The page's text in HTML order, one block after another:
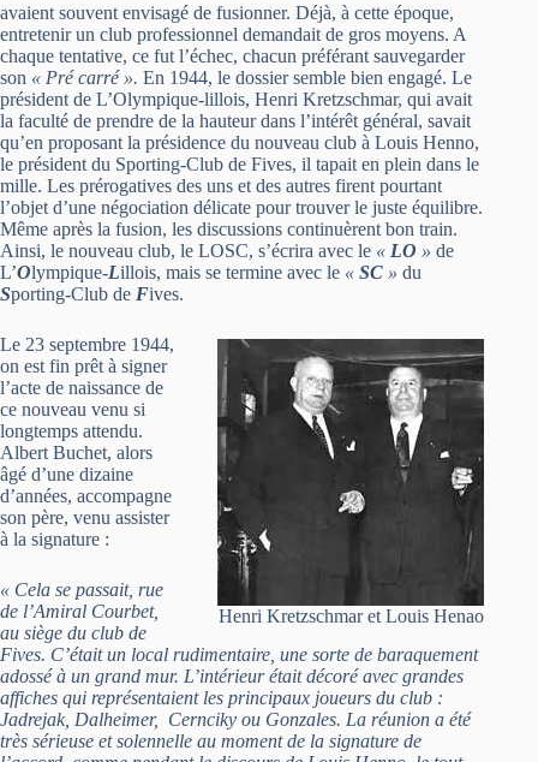
avaient souvent envisagé de fusionner. Déjà, à cette époque,
entretenir un club professionnel demandait de gros moyens. A
chaque tentative, ce fut l’échec, chacun préférant sauvegarder
son « Pré carré ». En 1944, le dossier semble bien engagé. Le
président de L’Olympique-lillois, Henri Kretzschmar, qui avait
la faculté de prendre de la hauteur dans l’intérêt général, savait
qu’en proposant la présidence du nouveau club à Louis Henno,
le président du Sporting-Club de Fives, il tapait en plein dans le
mille. Les prérogatives des uns et des autres firent pourtant
l’objet d’une négociation délicate pour trouver le juste équilibre.
Même après la fusion, les discussions continuèrent bon train.
Ainsi, le nouveau club, le LOSC, s’écrira avec le « LO » de
L’Olympique-Lillois, mais se termine avec le « SC » du
Sporting-Club de Fives.
Henri Kretzschmar et Louis Henao
Le 23 septembre 1944,
on est fin prêt à signer
l’acte de naissance de
ce nouveau venu si
longtemps attendu.
Albert Buchet, alors
âgé d’une dizaine
d’années, accompagne
son père, venu assister
à la signature :
« Cela se passait, rue
de l’Amiral Courbet,
au siège du club de
Fives. C’était un local rudimentaire, une sorte de baraquement
adossé à un grand mur. L’intérieur était décoré avec grandes
affiches qui représentaient les principaux joueurs du club :
Jadrejak, Dalheimer, Cernciky ou Gonzales. La réunion a été
très sérieuse et solennelle au moment de la signature de